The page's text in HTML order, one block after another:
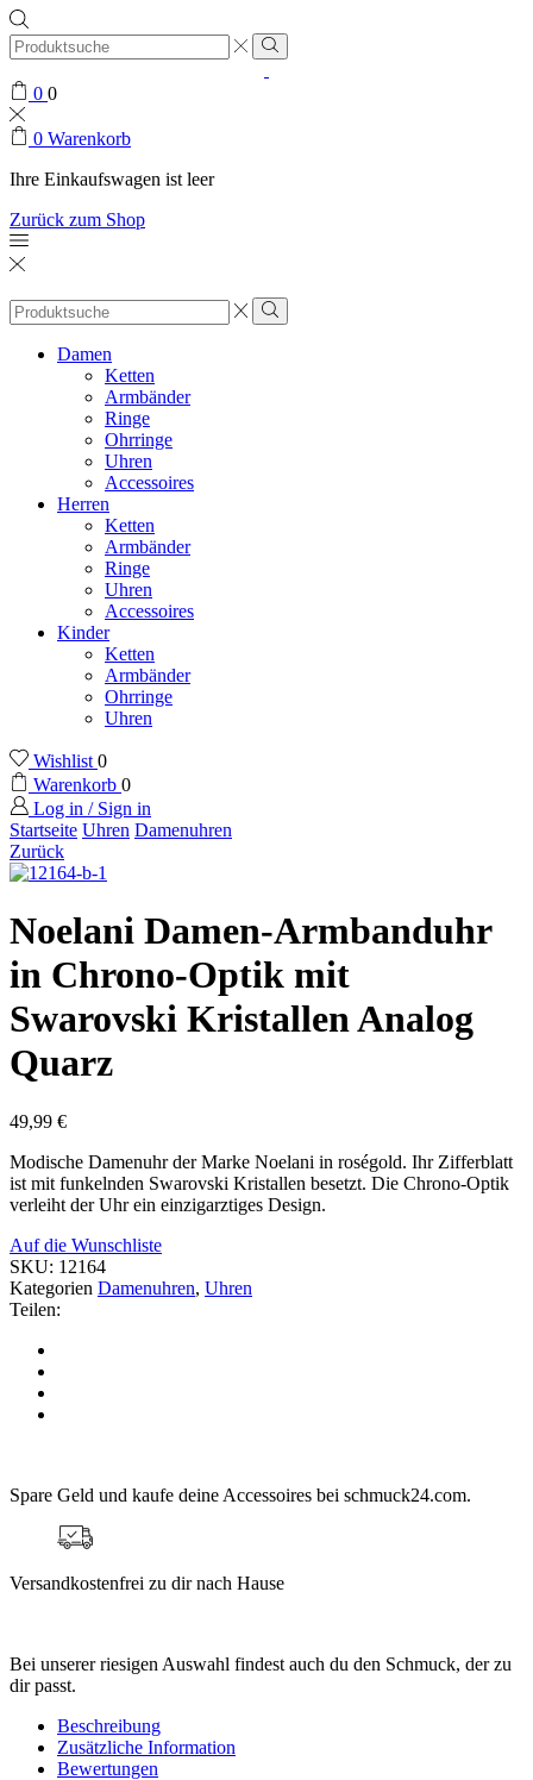
Search
input
0 0
0 Warenkorb
Ihre Einkaufswagen ist leer
Zurück zum Shop
Search
input
Damen
Ketten
Armbänder
Ringe
Ohrringe
Uhren
Accessoires
Herren
Ketten
Armbänder
Ringe
Uhren
Accessoires
Kinder
Ketten
Armbänder
Ohrringe
Uhren
Wishlist 0
Warenkorb 0
Log in / Sign in
Startseite Uhren Damenuhren
Zurück
Noelani Damen-Armbanduhr
in Chrono-Optik mit
Swarovski Kristallen Analog
Quarz
49,99 €
Modische Damenuhr der Marke Noelani in roségold. Ihr Zifferblatt
ist mit funkelnden Swarovski Kristallen besetzt. Die Chrono-Optik
verleiht der Uhr ein einzigarztiges Design.
Auf die Wunschliste
SKU: 12164
Kategorien Damenuhren, Uhren
Teilen:
Spare Geld und kaufe deine Accessoires bei schmuck24.com.
Versandkostenfrei zu dir nach Hause
Bei unserer riesigen Auswahl findest auch du den Schmuck, der zu
dir passt.
Beschreibung
Zusätzliche Information
Bewertungen